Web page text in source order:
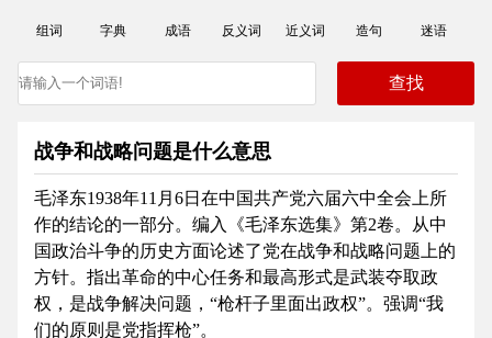
组词 字典 成语 反义词 近义词 造句 迷语
战争和战略问题是什么意思
毛泽东1938年11月6日在中国共产党六届六中全会上所
作的结论的一部分。编入《毛泽东选集》第2卷。从中
国政治斗争的历史方面论述了党在战争和战略问题上的
方针。指出革命的中心任务和最高形式是武装夺取政
权，是战争解决问题，“枪杆子里面出政权”。强调“我
们的原则是党指挥枪”。